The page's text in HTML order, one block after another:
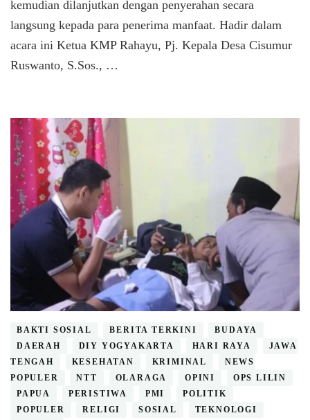
kemudian dilanjutkan dengan penyerahan secara
langsung kepada para penerima manfaat. Hadir dalam
acara ini Ketua KMP Rahayu, Pj. Kepala Desa Cisumur
Ruswanto, S.Sos., …
BAKTI SOSIAL BERITA TERKINI
BUDAYA
DAERAH
DIY YOGYAKARTA HARI RAYA
JAWA
TENGAH
KESEHATAN KRIMINAL
NEWS
POPULER
NTT OLARAGA OPINI
OPS LILIN
PAPUA
PERISTIWA PMI
POLITIK
POPULER
RELIGI SOSIAL
TEKNOLOGI